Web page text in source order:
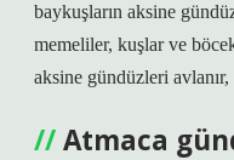
baykuşların aksine
memeliler, kuşlar ve
aksine gündüzleri
Atmaca